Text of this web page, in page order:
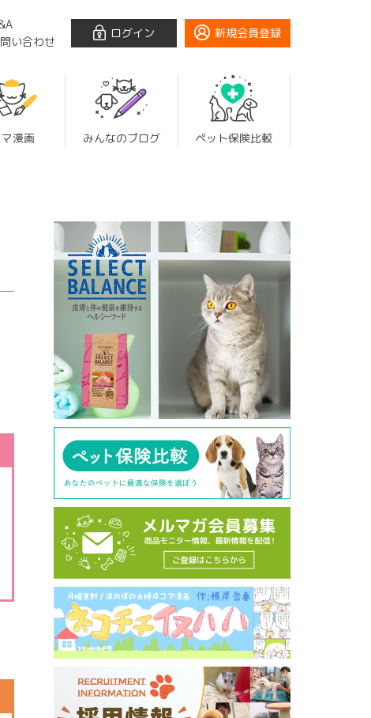
い合わせ
ログイン 新規会員登録
漫画 みんなのブログ ペット保険比較